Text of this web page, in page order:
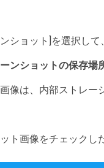
ショット]を選択して
ンショットの保存場
像は、内部ストレー
ト画像をチェックし